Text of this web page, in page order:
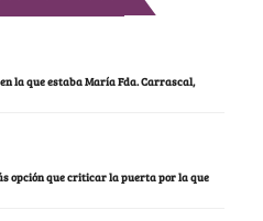
la que estaba María Fda. Carrascal,
opción que criticar la puerta por la que